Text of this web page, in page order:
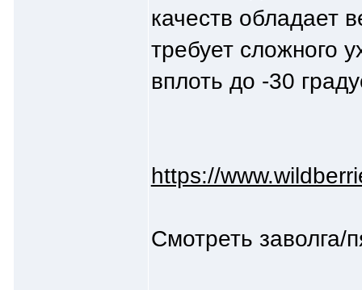
качеств обладает
требует сложного
вплоть до -30
https://
Смотреть заволга/